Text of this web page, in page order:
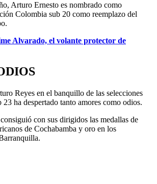
Arturo Ernesto es nombrado como
Colombia sub 20 como reemplazo del
Alvarado, el volante protector de
Reyes en el banquillo de las selecciones
ha despertado tanto amores como odios.
con sus dirigidos las medallas de
de Cochabamba y oro en los